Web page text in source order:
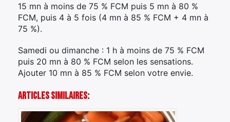
15 mn à moins de 75 % FCM puis 5 mn à 80 %
FCM, puis 4 à 5 fois (4 mn à 85 % FCM + 4 mn à
75 %).
Samedi ou dimanche : 1 h à moins de 75 % FCM
puis 20 mn à 80 % FCM selon les sensations.
Ajouter 10 mn à 85 % FCM selon votre envie.
Articles Similaires: